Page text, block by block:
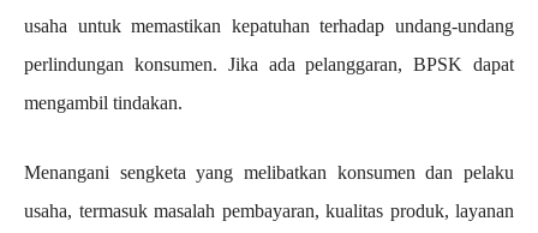
usaha untuk memastikan kepatuhan terhadap undang-undang
perlindungan konsumen. Jika ada pelanggaran, BPSK dapat
mengambil tindakan.
Menangani sengketa yang melibatkan konsumen dan pelaku
usaha, termasuk masalah pembayaran, kualitas produk, layanan